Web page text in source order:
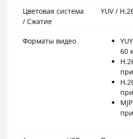
Цветовая система
/ Сжатие
YUV /
Форматы видео
60